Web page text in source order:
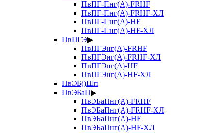
ПвПГ-Пнг(А)-FRHF
ПвПГ-Пнг(А)-FRHF-ХЛ
ПвПГ-Пнг(А)-HF
ПвПГ-Пнг(А)-HF-ХЛ
ПвПГЭ▶
ПвПГЭнг(А)-FRHF
ПвПГЭнг(А)-FRHF-ХЛ
ПвПГЭнг(А)-HF
ПвПГЭнг(А)-HF-ХЛ
ПвЭБ()Шп
ПвЭБаП▶
ПвЭБаПнг(А)-FRHF
ПвЭБаПнг(А)-FRHF-ХЛ
ПвЭБаПнг(А)-HF
ПвЭБаПнг(А)-HF-ХЛ